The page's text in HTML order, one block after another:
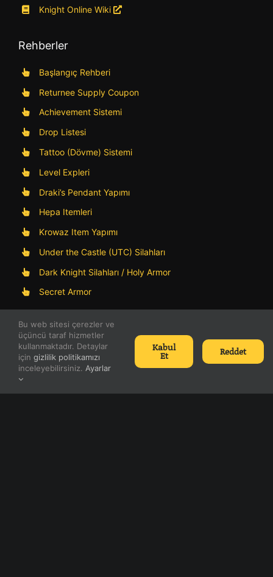
Knight Online Wiki
Rehberler
Başlangıç Rehberi
Returnee Supply Coupon
Achievement Sistemi
Drop Listesi
Tattoo (Dövme) Sistemi
Level Expleri
Draki’s Pendant Yapımı
Hepa Itemleri
Krowaz Item Yapımı
Under the Castle (UTC) Silahları
Dark Knight Silahları / Holy Armor
Secret Armor
Knight Online
Irklar
Sınıflar
Knight Online Hikâyesi
Bu web sitesi çerezler ve
üçüncü taraf hizmetler
kullanmaktadır. Detaylar
için gizlilik politikamızı
inceleyebilirsiniz. Ayarlar
Kabul
Et Reddet